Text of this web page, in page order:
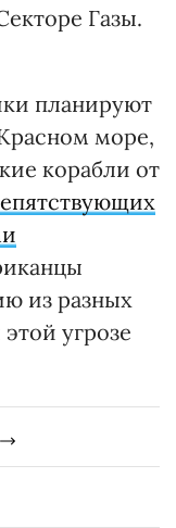
Газы.
планируют
море,
корабли от
из разных
угрозе